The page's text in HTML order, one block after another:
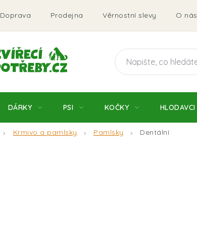
Doprava Prodejna Věrnostní slevy O nás
DÁRKY PSI KOČKY HLODAVCI
Krmivo a pamlsky Pamlsky Dentální